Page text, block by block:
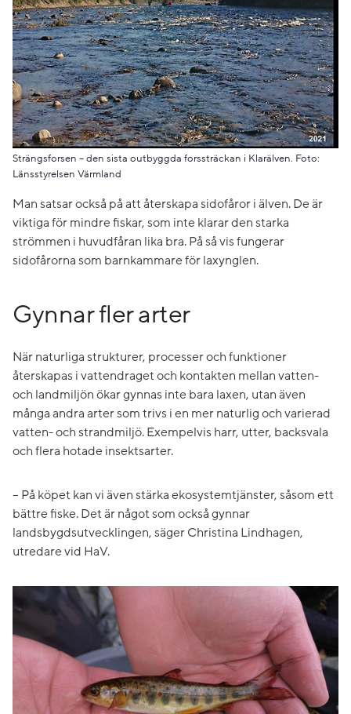
Strängsforsen – den sista outbyggda forssträckan i Klarälven. Foto:
Länsstyrelsen Värmland
Man satsar också på att återskapa sidofåror i älven. De är
viktiga för mindre fiskar, som inte klarar den starka
strömmen i huvudfåran lika bra. På så vis fungerar
sidofårorna som barnkammare för laxynglen.
Gynnar fler arter
När naturliga strukturer, processer och funktioner
återskapas i vattendraget och kontakten mellan vatten-
och landmiljön ökar gynnas inte bara laxen, utan även
många andra arter som trivs i en mer naturlig och varierad
vatten- och strandmiljö. Exempelvis harr, utter, backsvala
och flera hotade insektsarter.
– På köpet kan vi även stärka ekosystemtjänster, såsom ett
bättre fiske. Det är något som också gynnar
landsbygdsutvecklingen, säger Christina Lindhagen,
utredare vid HaV.